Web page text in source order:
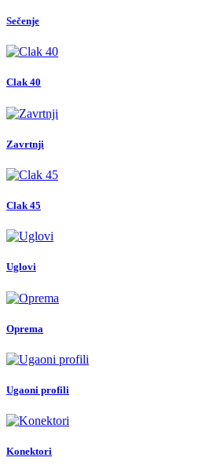
Sečenje
Clak 40
Zavrtnji
Clak 45
Uglovi
Oprema
Ugaoni profili
Konektori